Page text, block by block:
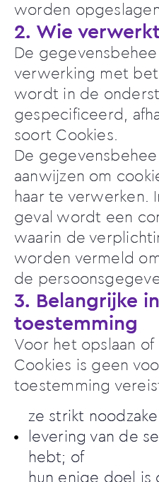
worden
2. Wie
De
verwerking met
wordt in de
gespecificeerd,
soort Cookies.
De
aanwijzen om
haar te verwerken.
geval wordt een
waarin de
worden vermeld
de
3. Belangrijke
toestemming
Voor het opslaan
Cookies is geen
toestemming
ze strikt
levering van de
hebt; of
hun enige doel is